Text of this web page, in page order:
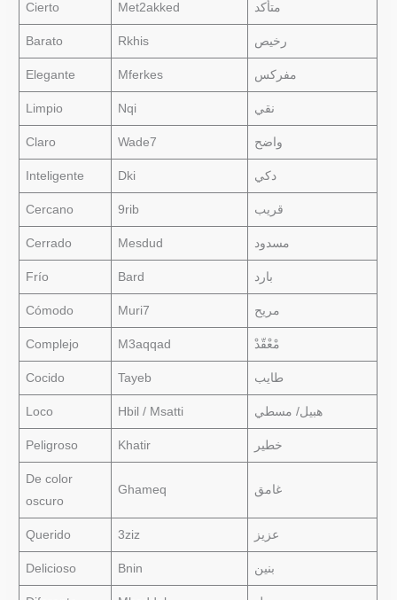
Cierto Met2akked متأكد
Barato Rkhis رخيص
Elegante Mferkes مفركس
Limpio Nqi نقي
Claro Wade7 واضح
Inteligente Dki دكي
Cercano 9rib قريب
Cerrado Mesdud مسدود
Frío Bard بارد
Cómodo Muri7 مريح
Complejo M3aqqad مْعْقّدْ
Cocido Tayeb طايب
Loco Hbil / Msatti هبيل/ مسطي
Peligroso Khatir خطير
De color
oscuro
Ghameq غامق
Querido 3ziz عزيز
Delicioso Bnin بنين